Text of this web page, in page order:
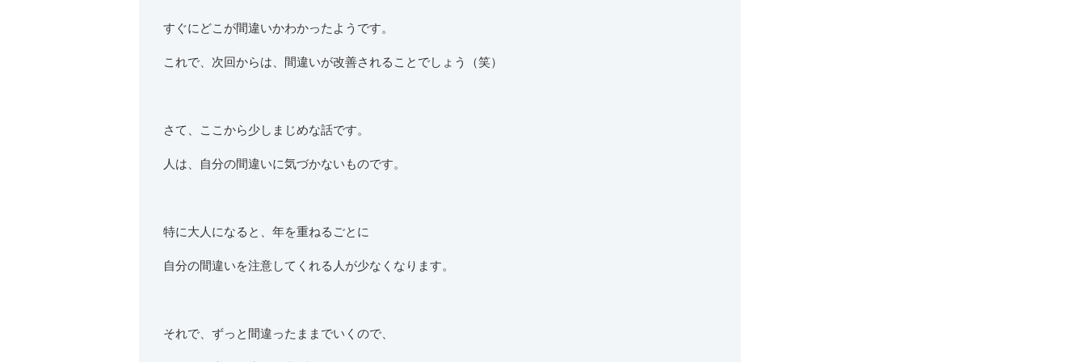
すぐにどこが間違いかわかったようです。
これで、次回からは、間違いが改善されることでしょう（笑）
さて、ここから少しまじめな話です。
人は、自分の間違いに気づかないものです。
特に大人になると、年を重ねるごとに
自分の間違いを注意してくれる人が少なくなります。
それで、ずっと間違ったままでいくので、